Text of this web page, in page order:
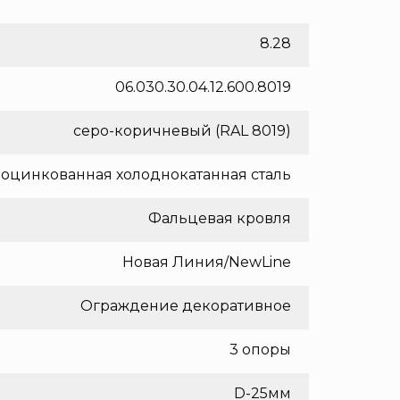
8.28
06.030.30.04.12.600.8019
серо-коричневый (RAL 8019)
холоднокатанная сталь
Фальцевая кровля
Новая Линия/NewLine
Ограждение декоративное
3 опоры
D-25мм